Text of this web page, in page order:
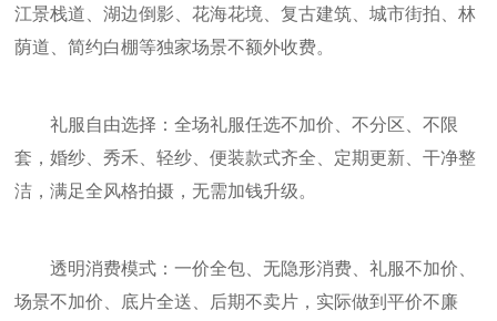
江景栈道、湖边倒影、花海花境、复古建筑、城市街拍、林
荫道、简约白棚等独家场景不额外收费。
礼服自由选择：全场礼服任选不加价、不分区、不限
套，婚纱、秀禾、轻纱、便装款式齐全、定期更新、干净整
洁，满足全风格拍摄，无需加钱升级。
透明消费模式：一价全包、无隐形消费、礼服不加价、
场景不加价、底片全送、后期不卖片，实际做到平价不廉